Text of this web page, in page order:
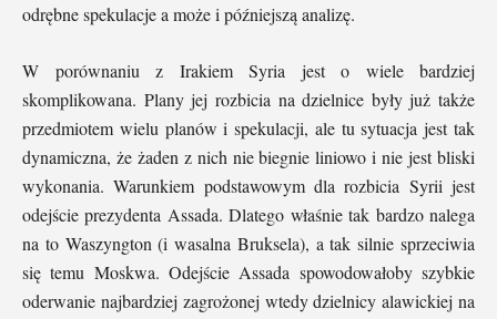
odrębne spekulacje a może i późniejszą analizę.
W porównaniu z Irakiem Syria jest o wiele bardziej
skomplikowana. Plany jej rozbicia na dzielnice były już także
przedmiotem wielu planów i spekulacji, ale tu sytuacja jest tak
dynamiczna, że żaden z nich nie biegnie liniowo i nie jest bliski
wykonania. Warunkiem podstawowym dla rozbicia Syrii jest
odejście prezydenta Assada. Dlatego właśnie tak bardzo nalega
na to Waszyngton (i wasalna Bruksela), a tak silnie sprzeciwia
się temu Moskwa. Odejście Assada spowodowałoby szybkie
oderwanie najbardziej zagrożonej wtedy dzielnicy alawickiej na